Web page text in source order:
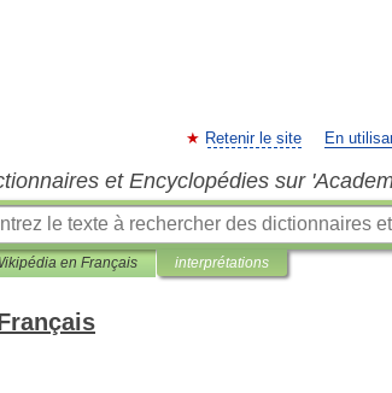
Retenir le site En
et Encyclopédies sur
en Français interprétations